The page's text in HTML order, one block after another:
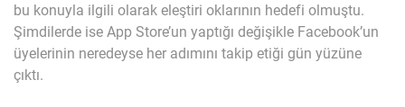
bu konuyla ilgili olarak eleştiri oklarının hedefi olmuştu.
Şimdilerde ise App Store’un yaptığı değişikle Facebook’un
üyelerinin neredeyse her adımını takip etiği gün yüzüne
çıktı.